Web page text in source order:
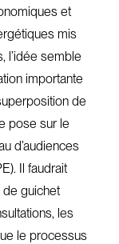
et
mis
l’idée semble
importante
de
pose sur le
d’audiences
Il faudrait
de guichet
les
le processus